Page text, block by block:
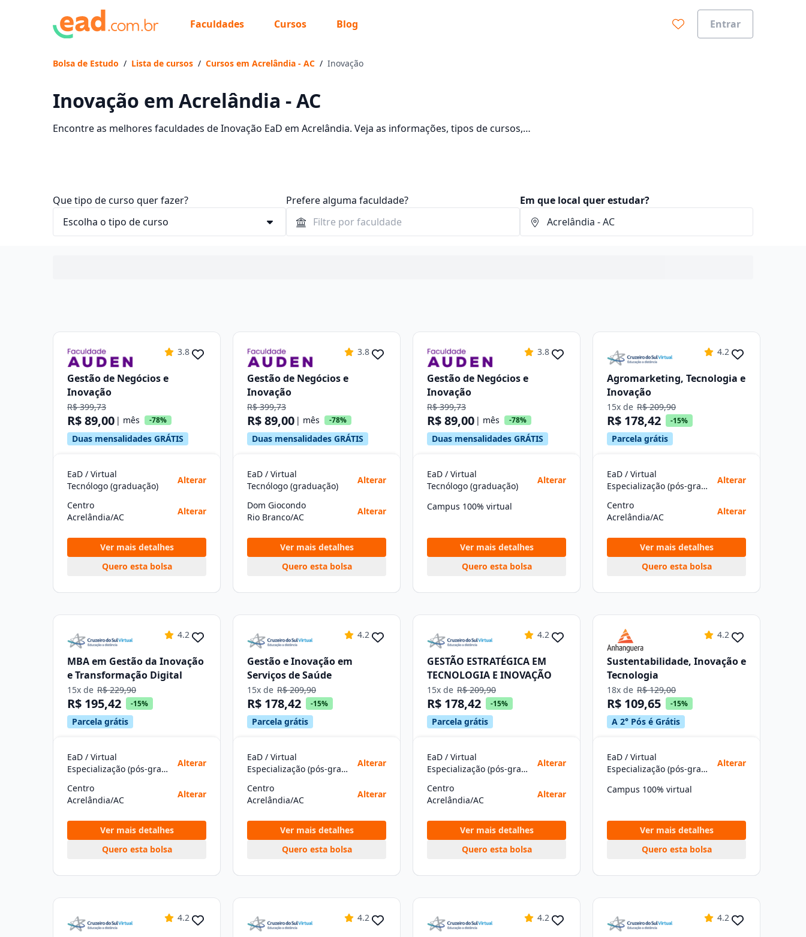
Faculdades Cursos Blog Entrar
Bolsa de Estudo / Lista de cursos / Cursos em Acrelândia - AC / Inovação
Inovação em Acrelândia - AC
Encontre as melhores faculdades de Inovação EaD em Acrelândia. Veja as informações, tipos de cursos,
Que tipo de curso quer fazer? Prefere alguma faculdade? Em que local quer estudar?
3.8
Gestão de Negócios e
Inovação
R$ 399,73
R$ 89,00 | mês -78%
Duas mensalidades GRÁTIS
EaD / Virtual
Tecnólogo (graduação)
Alterar
Centro
Acrelândia/AC
Alterar
Ver mais detalhes
Quero esta bolsa
3.8
Gestão de Negócios e
Inovação
R$ 399,73
R$ 89,00 | mês -78%
Duas mensalidades GRÁTIS
EaD / Virtual
Tecnólogo (graduação)
Alterar
Dom Giocondo
Rio Branco/AC
Alterar
Ver mais detalhes
Quero esta bolsa
3.8
Gestão de Negócios e
Inovação
R$ 399,73
R$ 89,00 | mês -78%
Duas mensalidades GRÁTIS
EaD / Virtual
Tecnólogo (graduação)
Alterar
Campus 100% virtual
Ver mais detalhes
Quero esta bolsa
4.2
Agromarketing, Tecnologia e
Inovação
15x de R$ 209,90
R$ 178,42 -15%
Parcela grátis
EaD / Virtual
Especialização (pós-graduação)
Alterar
Centro
Acrelândia/AC
Alterar
Ver mais detalhes
Quero esta bolsa
4.2
MBA em Gestão da Inovação
e Transformação Digital
15x de R$ 229,90
R$ 195,42 -15%
Parcela grátis
EaD / Virtual
Especialização (pós-graduação)
Alterar
Centro
Acrelândia/AC
Alterar
Ver mais detalhes
Quero esta bolsa
4.2
Gestão e Inovação em
Serviços de Saúde
15x de R$ 209,90
R$ 178,42 -15%
Parcela grátis
EaD / Virtual
Especialização (pós-graduação)
Alterar
Centro
Acrelândia/AC
Alterar
Ver mais detalhes
Quero esta bolsa
4.2
GESTÃO ESTRATÉGICA EM
TECNOLOGIA E INOVAÇÃO
15x de R$ 209,90
R$ 178,42 -15%
Parcela grátis
EaD / Virtual
Especialização (pós-graduação)
Alterar
Centro
Acrelândia/AC
Alterar
Ver mais detalhes
Quero esta bolsa
4.2
Sustentabilidade, Inovação e
Tecnologia
18x de R$ 129,00
R$ 109,65 -15%
A 2° Pós é Grátis
EaD / Virtual
Especialização (pós-graduação)
Alterar
Campus 100% virtual
Ver mais detalhes
Quero esta bolsa
4.2 4.2 4.2 4.2